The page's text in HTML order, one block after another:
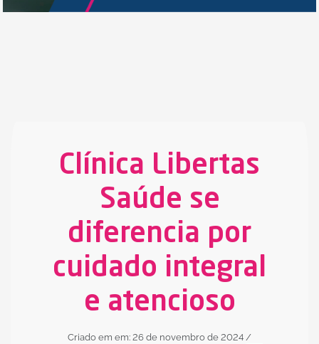
Clínica Libertas
Saúde se
diferencia por
cuidado integral
e atencioso
Criado em em: 26 de novembro de 2024 /